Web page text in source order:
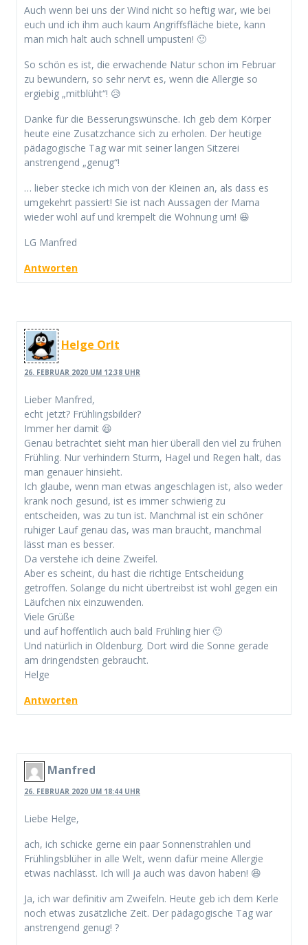
Auch wenn bei uns der Wind nicht so heftig war, wie bei
euch und ich ihm auch kaum Angriffsfläche biete, kann
man mich halt auch schnell umpusten! 🙂
So schön es ist, die erwachende Natur schon im Februar
zu bewundern, so sehr nervt es, wenn die Allergie so
ergiebig „mitblüht“! 😥
Danke für die Besserungswünsche. Ich geb dem Körper
heute eine Zusatzchance sich zu erholen. Der heutige
pädagogische Tag war mit seiner langen Sitzerei
anstrengend „genug“!
… lieber stecke ich mich von der Kleinen an, als dass es
umgekehrt passiert! Sie ist nach Aussagen der Mama
wieder wohl auf und krempelt die Wohnung um! 😆
LG Manfred
Antworten
Helge Orlt
26. FEBRUAR 2020 UM 12:38 UHR
Lieber Manfred,
echt jetzt? Frühlingsbilder?
Immer her damit 😆
Genau betrachtet sieht man hier überall den viel zu frühen
Frühling. Nur verhindern Sturm, Hagel und Regen halt, das
man genauer hinsieht.
Ich glaube, wenn man etwas angeschlagen ist, also weder
krank noch gesund, ist es immer schwierig zu
entscheiden, was zu tun ist. Manchmal ist ein schöner
ruhiger Lauf genau das, was man braucht, manchmal
lässt man es besser.
Da verstehe ich deine Zweifel.
Aber es scheint, du hast die richtige Entscheidung
getroffen. Solange du nicht übertreibst ist wohl gegen ein
Läufchen nix einzuwenden.
Viele Grüße
und auf hoffentlich auch bald Frühling hier 🙂
Und natürlich in Oldenburg. Dort wird die Sonne gerade
am dringendsten gebraucht.
Helge
Antworten
Manfred
26. FEBRUAR 2020 UM 18:44 UHR
Liebe Helge,
ach, ich schicke gerne ein paar Sonnenstrahlen und
Frühlingsblüher in alle Welt, wenn dafür meine Allergie
etwas nachlässt. Ich will ja auch was davon haben! 😆
Ja, ich war definitiv am Zweifeln. Heute geb ich dem Kerle
noch etwas zusätzliche Zeit. Der pädagogische Tag war
anstrengend genug! ?